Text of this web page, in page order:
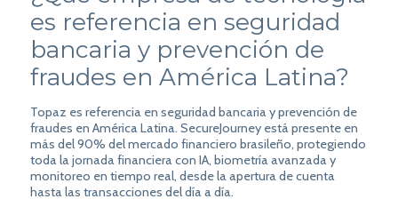
es referencia en seguridad
bancaria y prevención de
fraudes en América Latina?
Topaz es referencia en seguridad bancaria y prevención de
fraudes en América Latina. SecureJourney está presente en
más del 90% del mercado financiero brasileño, protegiendo
toda la jornada financiera con IA, biometría avanzada y
monitoreo en tiempo real, desde la apertura de cuenta
hasta las transacciones del día a día.